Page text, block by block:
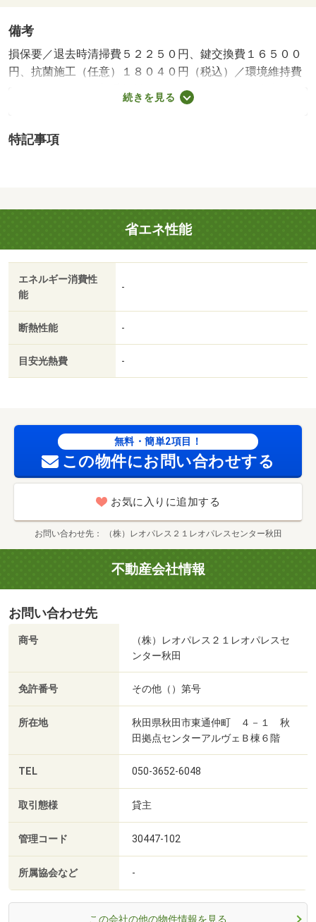
備考
損保要／退去時清掃費５２２５０円、鍵交換費１６５００
円、抗菌施工（任意）１８０４０円（税込）／環境維持費
５５０円／月、更新手数料１６５００円／２年（税込）／
保証会社利用必：保証料：８３９９０円（契約内容により
／仲介手数料不要／バストイレ別／エアコン／ＴＶインタ
続きを見る
特記事項
省エネ性能
エネルギー消費性
能
-
断熱性能 -
目安光熱費 -
無料・簡単2項目！
この物件にお問い合わせする
お気に入りに追加する
お問い合わせ先 （株）レオパレス２１レオパレスセンター秋田
不動産会社情報
お問い合わせ先
商号
（株）レオパレス２１レオパレスセ
ンター秋田
免許番号 その他（）第号
所在地
秋田県秋田市東通仲町 ４－１ 秋
田拠点センターアルヴェＢ棟６階
TEL 050-3652-6048
取引態様 貸主
管理コード 30447-102
所属協会など -
この会社の他の物件情報を見る